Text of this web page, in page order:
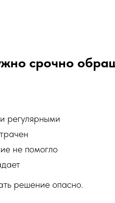
срочно
регулярными
не помогло
решение опасно.